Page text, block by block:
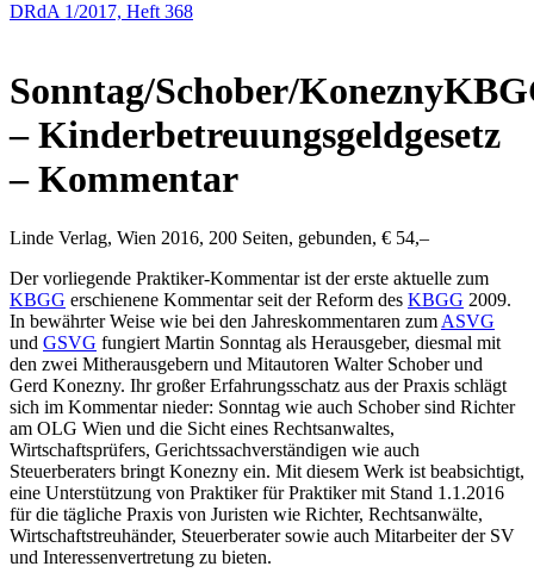
DRdA 1/2017, Heft 368
Sonntag/Schober/Konezny
– Kinderbetreuungsgeldgesetz
– Kommentar
Linde Verlag, Wien 2016, 200 Seiten, gebunden, € 54,–
Der vorliegende Praktiker-Kommentar ist der erste aktuelle zum
KBGG erschienene Kommentar seit der Reform des KBGG 2009.
In bewährter Weise wie bei den Jahreskommentaren zum ASVG
und GSVG fungiert Martin Sonntag als Herausgeber, diesmal mit
den zwei Mitherausgebern und Mitautoren Walter Schoberund
Gerd Konezny. Ihr großer Erfahrungsschatz aus der Praxis schlägt
sich im Kommentar nieder: Sonntag wie auch Schobersind Richter
am OLG Wien und die Sicht eines Rechtsanwaltes,
Wirtschaftsprüfers, Gerichtssachverständigen wie auch
Steuerberaters bringt Konezny ein. Mit diesem Werk ist beabsichtigt,
eine Unterstützung von Praktiker für Praktiker mit Stand 1.1.2016
für die tägliche Praxis von Juristen wie Richter, Rechtsanwälte,
Wirtschaftstreuhänder, Steuerberater sowie auch Mitarbeiter der SV
und Interessenvertretung zu bieten.